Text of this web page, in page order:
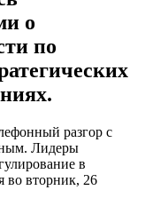
о
по
разгор с
Лидеры
в
во вторник, 26